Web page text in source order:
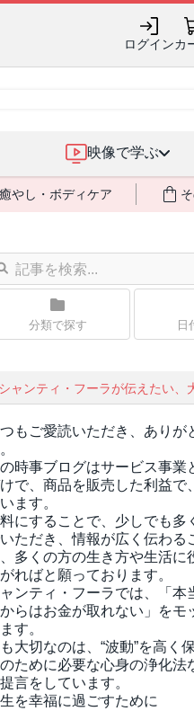
ポイント還元も✨
ログインカ
映像で学ぶ
癒やし・ボディケア
分類で探す 日
シャンティ・フーラが伝えたい、
もご愛読いただき、ありが
時事ブログはサービス事業
で、商品を販売した利益で
ます。
にすることで、少しでも多
ただき、情報が広く伝わる
多くの方の生き方や生活に
ればと願っております。
ンティ・フーラでは、「本
らはお金が取れない」をモ
す。
大切なのは、“波動”を高く
ために必要な心身の浄化法
言をしています。
を幸福に過ごすために